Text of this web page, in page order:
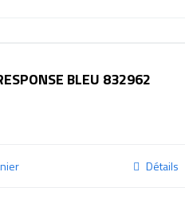
BLEU 832962
Détails